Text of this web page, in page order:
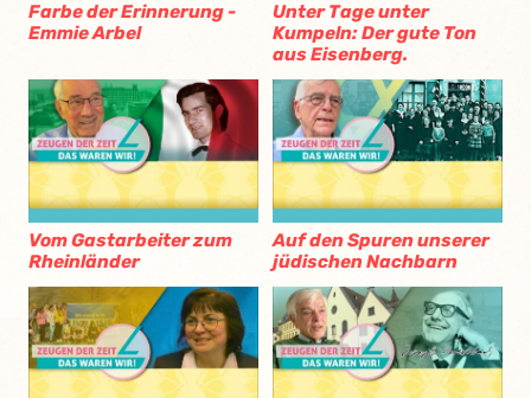
Farbe der Erinnerung -
Emmie Arbel
Unter Tage unter
Kumpeln: Der gute Ton
aus Eisenberg.
Vom Gastarbeiter zum
Rheinländer
Auf den Spuren unserer
jüdischen Nachbarn